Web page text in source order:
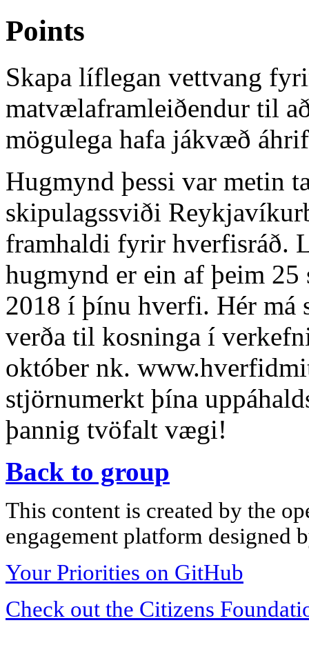
Points
Skapa líflegan vettvang
matvælaframleiðendur til
mögulega hafa jákvæð
Hugmynd þessi var metin
skipulagssviði
framhaldi fyrir hverfisráð.
hugmynd er ein af þeim
2018 í þínu hverfi. Hér
verða til kosninga í
október nk.
stjörnumerkt þína
þannig tvöfalt vægi!
Back to group
This content is created by the
engagement platform designed
Your Priorities on GitHub
Check out the Citizens